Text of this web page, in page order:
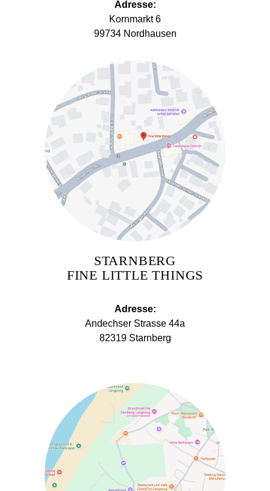
Adresse:
Kornmarkt 6
99734 Nordhausen
STARNBERG
FINE LITTLE THINGS
Adresse:
Andechser Strasse 44a
82319 Starnberg